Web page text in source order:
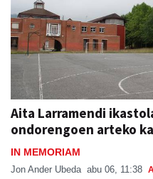
Aita Larramendi
ondorengoen arteko
IN MEMORIAM
Jon Ander Ubeda abu 06, 11:38